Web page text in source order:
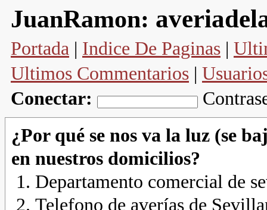
JuanRamon:
Portada | Indice De Paginas |
Ultimos Commentarios |
Conectar:
¿Por qué se nos va la luz (se
en nuestros domicilios?
Departamento comercial de
Telefono de averías de